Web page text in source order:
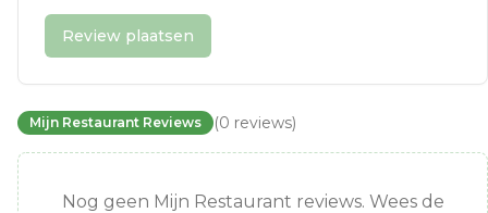
Review plaatsen
Mijn Restaurant Reviews (0 reviews)
Nog geen Mijn Restaurant reviews. Wees de